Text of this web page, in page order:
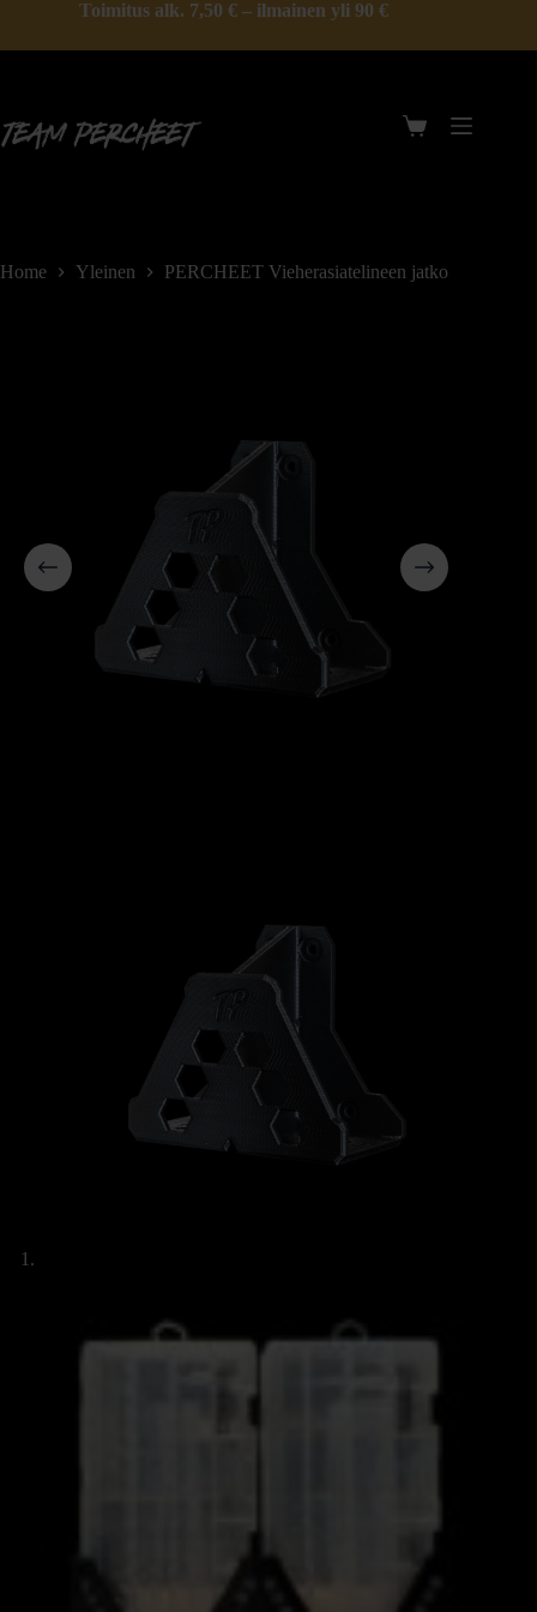
Toimitus alk. 7,50 € – ilmainen yli 90 €
Home Yleinen PERCHEET Vieherasiatelineen jatko